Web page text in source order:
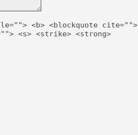
<b> <blockquote cite="">
<s> <strike> <strong>